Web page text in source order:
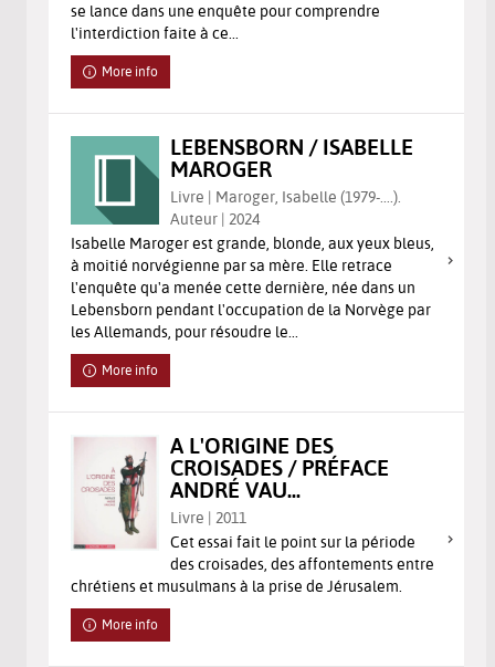
se lance dans une enquête pour comprendre
l'interdiction faite à ce...
More info
LEBENSBORN / ISABELLE
MAROGER
Livre | Maroger, Isabelle (1979-....).
Auteur | 2024
Isabelle Maroger est grande, blonde, aux yeux bleus,
à moitié norvégienne par sa mère. Elle retrace
l'enquête qu'a menée cette dernière, née dans un
Lebensborn pendant l'occupation de la Norvège par
les Allemands, pour résoudre le...
More info
A L'ORIGINE DES
CROISADES / PRÉFACE
ANDRÉ VAU...
Livre | 2011
Cet essai fait le point sur la période
des croisades, des affontements entre
chrétiens et musulmans à la prise de Jérusalem.
More info